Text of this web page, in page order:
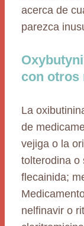
acerca de
parezca
con otros
La
de
vejiga o la
tolterodina o
flecainida;
nelfinavir o